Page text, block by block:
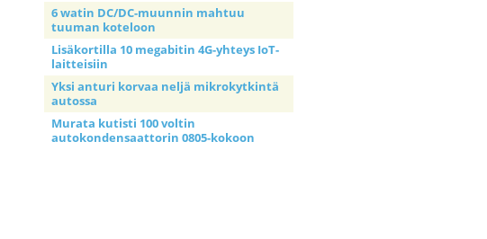
6 watin DC/DC-muunnin mahtuu
tuuman koteloon
Lisäkortilla 10 megabitin 4G-yhteys IoT-
laitteisiin
Yksi anturi korvaa neljä mikrokytkintä
autossa
Murata kutisti 100 voltin
autokondensaattorin 0805-kokoon